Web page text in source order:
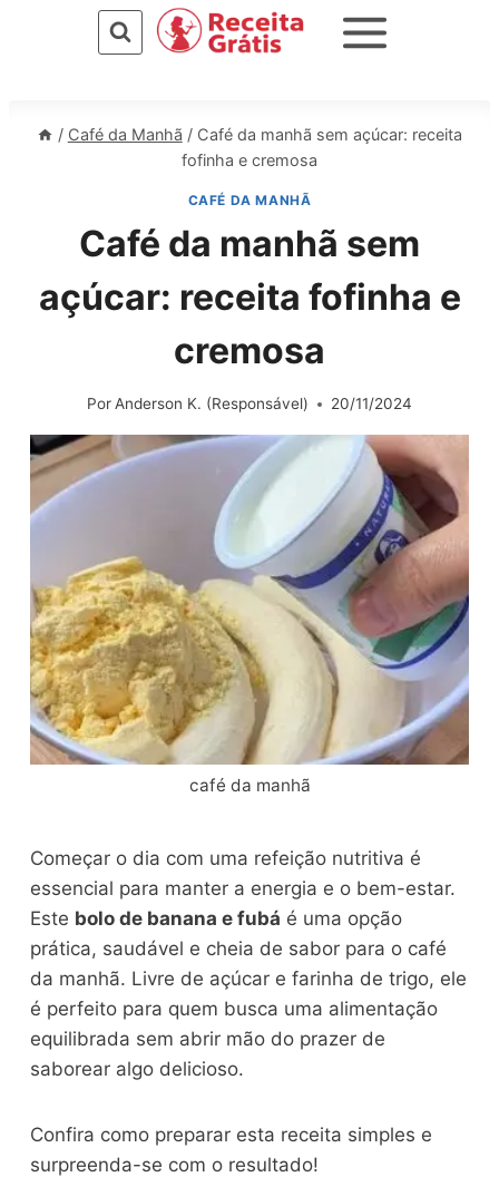
/ Café da Manhã / Café da manhã sem açúcar: receita
fofinha e cremosa
CAFÉ DA MANHÃ
Café da manhã sem
açúcar: receita fofinha e
cremosa
PorAnderson K. (Responsável) 20/11/2024
café da manhã
Começar o dia com uma refeição nutritiva é
essencial para manter a energia e o bem-estar.
Este bolo de banana e fubá é uma opção
prática, saudável e cheia de sabor para o café
da manhã. Livre de açúcar e farinha de trigo, ele
é perfeito para quem busca uma alimentação
equilibrada sem abrir mão do prazer de
saborear algo delicioso.
Confira como preparar esta receita simples e
surpreenda-se com o resultado!